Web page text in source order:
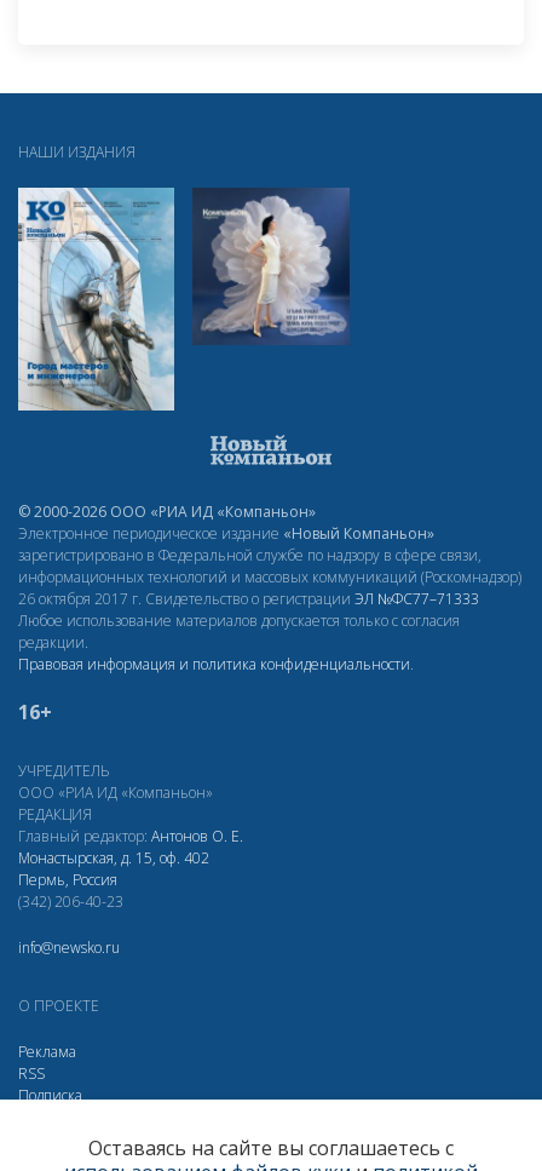
НАШИ ИЗДАНИЯ
© 2000-2026 ООО «РИА ИД «Компаньон»
Электронное периодическое издание «Новый Компаньон»
зарегистрировано в Федеральной службе по надзору в сфере связи,
информационных технологий и массовых коммуникаций (Роскомнадзор)
26 октября 2017 г. Свидетельство о регистрации ЭЛ №ФС77–71333
Любое использование материалов допускается только с согласия
редакции.
Правовая информация и политика конфиденциальности.
16+
УЧРЕДИТЕЛЬ
ООО «РИА ИД «Компаньон»
РЕДАКЦИЯ
Главный редактор: Антонов О. Е.
Монастырская, д. 15, оф. 402
Пермь, Россия
(342) 206-40-23
info@newsko.ru
О ПРОЕКТЕ
Реклама
RSS
Подписка
ОдноклассникиОставаясь на сайте вы соглашаетесь с